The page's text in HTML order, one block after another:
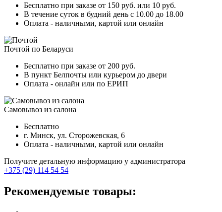
Бесплатно при заказе от 150 руб. или 10 руб.
В течение суток в будний день с 10.00 до 18.00
Оплата - наличными, картой или онлайн
Почтой по Беларуси
Бесплатно при заказе от 200 руб.
В пункт Белпочты или курьером до двери
Оплата - онлайн или по ЕРИП
Самовывоз из салона
Бесплатно
г. Минск, ул. Сторожевская, 6
Оплата - наличными, картой или онлайн
Получите детальную информацию у администратора
+375 (29) 114 54 54
Рекомендуемые товары: